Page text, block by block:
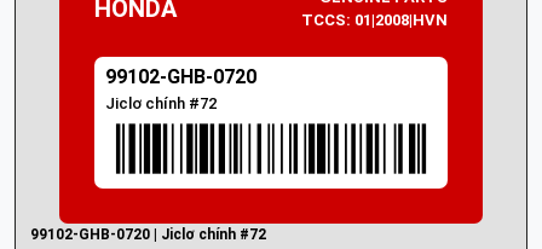
HONDA
TCCS: 01|2008|HVN
99102-GHB-0720
Jiclơ chính #72
99102-GHB-0720 | Jiclơ chính #72